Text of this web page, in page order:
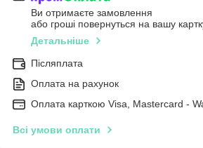
Ви отримаєте замовлення
або гроші повернуться на вашу
Детальніше
Післяплата
Оплата на рахунок
Оплата карткою Visa, Mastercard -
Всі умови оплати